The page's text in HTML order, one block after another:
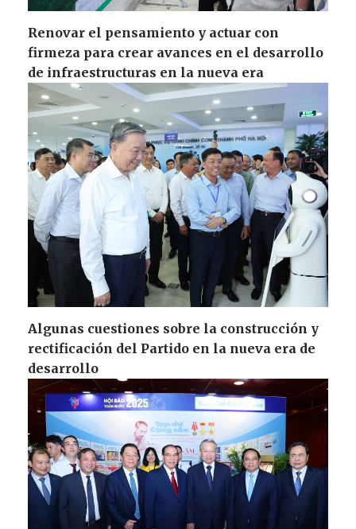
Renovar el pensamiento y actuar con
firmeza para crear avances en el desarrollo
de infraestructuras en la nueva era
Algunas cuestiones sobre la construcción y
rectificación del Partido en la nueva era de
desarrollo